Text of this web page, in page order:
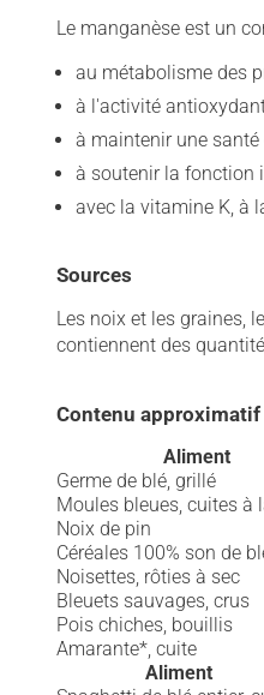
Le manganèse est un
au métabolisme des
à l'activité
à maintenir une santé
à soutenir la fonction
avec la vitamine K, à
Sources
Les noix et les graines,
contiennent des
Contenu approximatif
Aliment
Germe de blé, grillé
Moules bleues, cuites à
Noix de pin
Céréales 100% son de
Noisettes, rôties à sec
Bleuets sauvages, crus
Pois chiches, bouillis
Amarante*, cuite
Aliment